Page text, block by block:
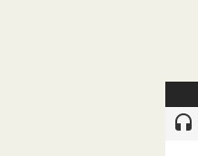
headset